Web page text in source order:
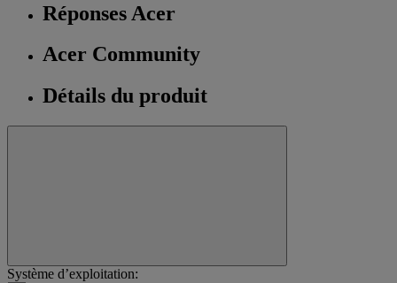
Réponses Acer
Acer Community
Détails du produit
Système d’exploitation: